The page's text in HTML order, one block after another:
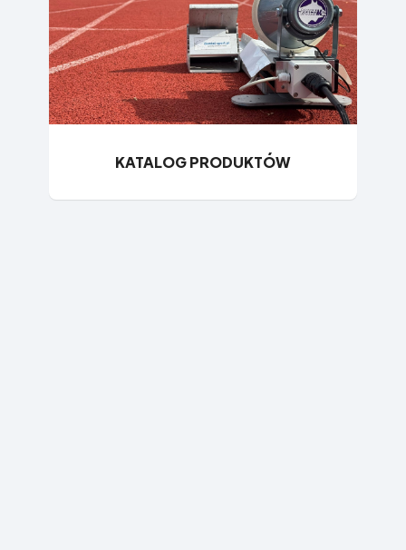
KATALOG PRODUKTÓW